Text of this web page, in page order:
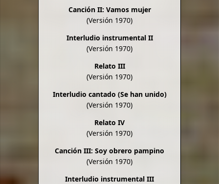
Canción II: Vamos mujer
(Versión 1970)
Interludio instrumental II
(Versión 1970)
Relato III
(Versión 1970)
Interludio cantado (Se han unido)
(Versión 1970)
Relato IV
(Versión 1970)
Canción III: Soy obrero pampino
(Versión 1970)
Interludio instrumental III